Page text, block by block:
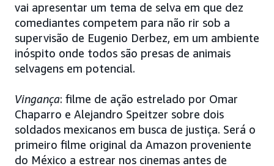
vai apresentar um tema de selva em que dez
comediantes competem para não rir sob a
supervisão de Eugenio Derbez, em um ambiente
inóspito onde todos são presas de animais
selvagens em potencial.
Vingança: filme de ação estrelado por Omar
Chaparro e Alejandro Speitzer sobre dois
soldados mexicanos em busca de justiça. Será o
primeiro filme original da Amazon proveniente
do México a estrear nos cinemas antes de